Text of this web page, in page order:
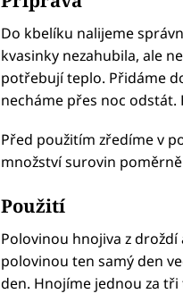
Do kbelíku nalijeme
kvasinky nezahubila, ale
potřebují teplo. Přidáme
necháme přes noc
Před použitím zředíme v
množství surovin
Použití
Polovinou hnojiva z
polovinou ten samý den
den. Hnojíme jednou za tři